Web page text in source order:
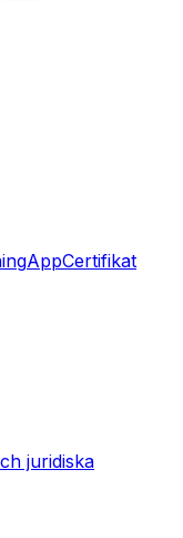
AppCertifikat
juridiska